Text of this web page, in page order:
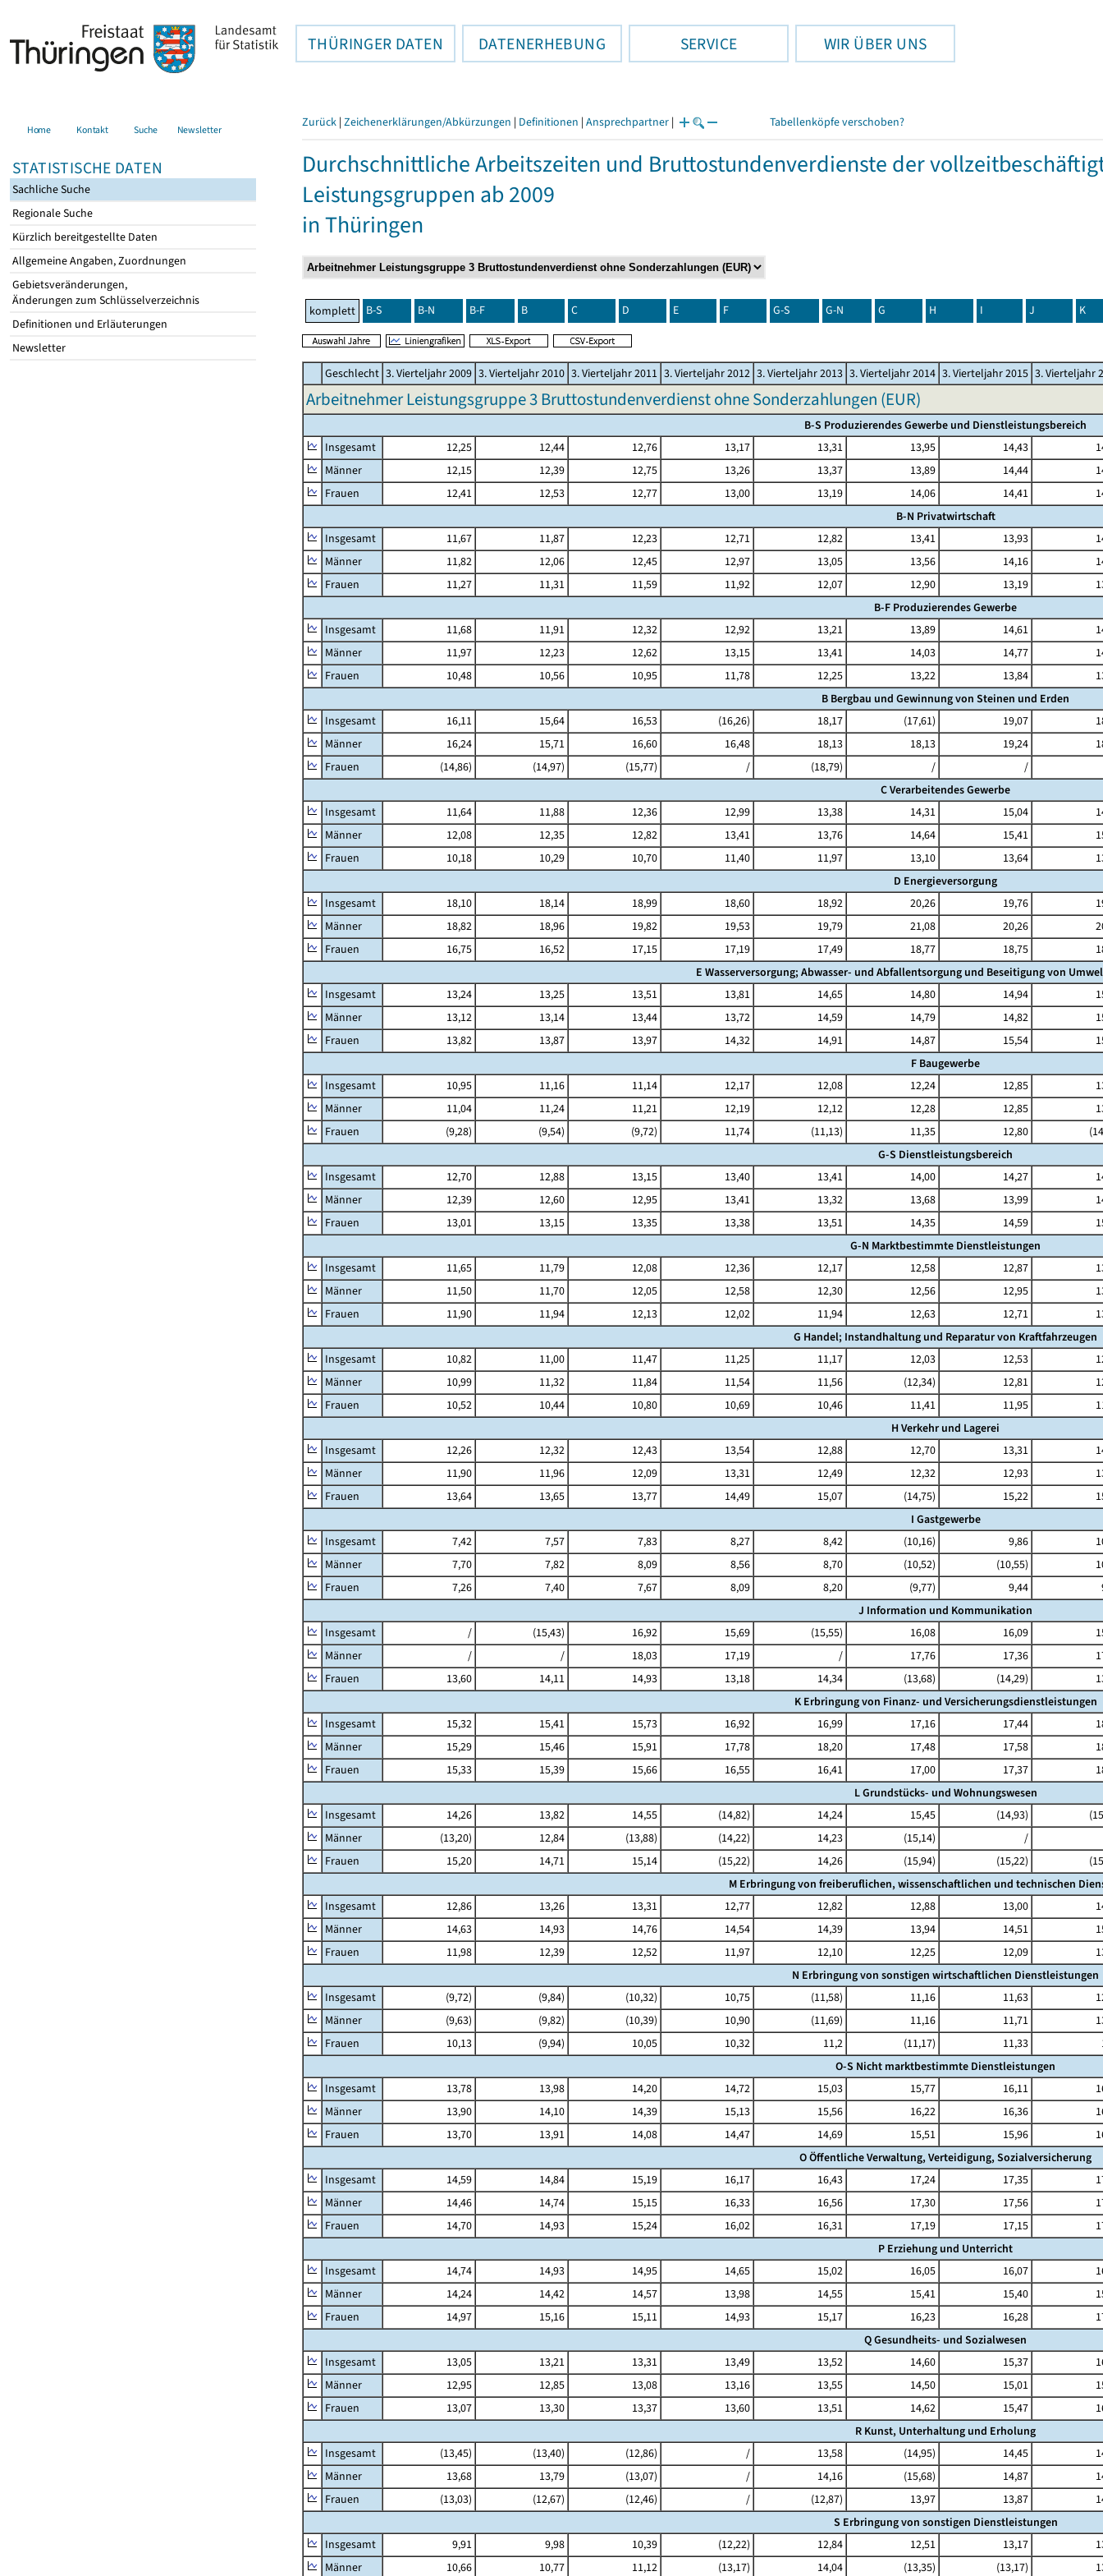
THÜRINGER DATEN DATENERHEBUNG SERVICE WIR ÜBER UNS
Home Kontakt Suche Newsletter
STATISTISCHE DATEN
Sachliche Suche
Regionale Suche
Kürzlich bereitgestellte Daten
Allgemeine Angaben, Zuordnungen
Gebietsveränderungen,
Änderungen zum Schlüsselverzeichnis
Definitionen und Erläuterungen
Newsletter
Zurück | Zeichenerklärungen/Abkürzungen | Definitionen | Ansprechpartner | Tabellenköpfe verschoben?
Durchschnittliche Arbeitszeiten und Bruttostundenverdienste der
Leistungsgruppen ab 2009
in Thüringen
komplett B-S B-N B-F B C D E F G-S G-N G H I J K
Geschlecht 3. Vierteljahr 2009 3. Vierteljahr 2010 3. Vierteljahr 2011 3. Vierteljahr 2012 3. Vierteljahr 2013 3. Vierteljahr 2014 3. Vierteljahr 2015 3. Vierteljahr
Arbeitnehmer Leistungsgruppe 3 Bruttostundenverdienst ohne Sonderzahlungen (EUR)
B-S Produzierendes Gewerbe und Dienstleistungsbereich
Insgesamt
12,25 12,44 12,76 13,17 13,31 13,95 14,43
Männer
12,15 12,39 12,75 13,26 13,37 13,89 14,44
Frauen
12,41 12,53 12,77 13,00 13,19 14,06 14,41
B-N Privatwirtschaft
Insgesamt
11,67 11,87 12,23 12,71 12,82 13,41 13,93
Männer
11,82 12,06 12,45 12,97 13,05 13,56 14,16
Frauen
11,27 11,31 11,59 11,92 12,07 12,90 13,19
B-F Produzierendes Gewerbe
Insgesamt
11,68 11,91 12,32 12,92 13,21 13,89 14,61
Männer
11,97 12,23 12,62 13,15 13,41 14,03 14,77
Frauen
10,48 10,56 10,95 11,78 12,25 13,22 13,84
B Bergbau und Gewinnung von Steinen und Erden
Insgesamt
16,11 15,64 16,53 (16,26) 18,17 (17,61) 19,07
Männer
16,24 15,71 16,60 16,48 18,13 18,13 19,24
Frauen
(14,86) (14,97) (15,77) / (18,79) /
/
C Verarbeitendes Gewerbe
Insgesamt
11,64 11,88 12,36 12,99 13,38 14,31 15,04
Männer
12,08 12,35 12,82 13,41 13,76 14,64 15,41
Frauen
10,18 10,29 10,70 11,40 11,97 13,10 13,64
D Energieversorgung
Insgesamt
18,10 18,14 18,99 18,60 18,92 20,26 19,76
Männer
18,82 18,96 19,82 19,53 19,79 21,08 20,26
Frauen
16,75 16,52 17,15 17,19 17,49 18,77 18,75
E Wasserversorgung; Abwasser- und Abfallentsorgung und Beseitigung von
Insgesamt
13,24 13,25 13,51 13,81 14,65 14,80 14,94
Männer
13,12 13,14 13,44 13,72 14,59 14,79 14,82
Frauen
13,82 13,87 13,97 14,32 14,91 14,87 15,54
F Baugewerbe
Insgesamt
10,95 11,16 11,14 12,17 12,08 12,24 12,85
Männer
11,04 11,24 11,21 12,19 12,12 12,28 12,85
Frauen
(9,28) (9,54) (9,72) 11,74 (11,13) 11,35 12,80
G-S Dienstleistungsbereich
Insgesamt
12,70 12,88 13,15 13,40 13,41 14,00 14,27
Männer
12,39 12,60 12,95 13,41 13,32 13,68 13,99
Frauen
13,01 13,15 13,35 13,38 13,51 14,35 14,59
G-N Marktbestimmte Dienstleistungen
Insgesamt
11,65 11,79 12,08 12,36 12,17 12,58 12,87
Männer
11,50 11,70 12,05 12,58 12,30 12,56 12,95
Frauen
11,90 11,94 12,13 12,02 11,94 12,63 12,71
G Handel; Instandhaltung und Reparatur von Kraftfahrzeugen
Insgesamt
10,82 11,00 11,47 11,25 11,17 12,03 12,53
Männer
10,99 11,32 11,84 11,54 11,56 (12,34) 12,81
Frauen
10,52 10,44 10,80 10,69 10,46 11,41 11,95
H Verkehr und Lagerei
Insgesamt
12,26 12,32 12,43 13,54 12,88 12,70 13,31
Männer
11,90 11,96 12,09 13,31 12,49 12,32 12,93
Frauen
13,64 13,65 13,77 14,49 15,07 (14,75) 15,22
I Gastgewerbe
Insgesamt
7,42 7,57 7,83 8,27 8,42 (10,16) 9,86
Männer
7,70 7,82 8,09 8,56 8,70 (10,52) (10,55)
Frauen
7,26 7,40 7,67 8,09 8,20 (9,77) 9,44
J Information und Kommunikation
Insgesamt
/ (15,43) 16,92 15,69 (15,55) 16,08 16,09
Männer
/ / 18,03 17,19 / 17,76 17,36
Frauen
13,60 14,11 14,93 13,18 14,34 (13,68) (14,29)
K Erbringung von Finanz- und Versicherungsdienstleistungen
Insgesamt
15,32 15,41 15,73 16,92 16,99 17,16 17,44
Männer
15,29 15,46 15,91 17,78 18,20 17,48 17,58
Frauen
15,33 15,39 15,66 16,55 16,41 17,00 17,37
L Grundstücks- und Wohnungswesen
Insgesamt
14,26 13,82 14,55 (14,82) 14,24 15,45 (14,93)
Männer
(13,20) 12,84 (13,88) (14,22) 14,23 (15,14)
/
Frauen
15,20 14,71 15,14 (15,22) 14,26 (15,94) (15,22)
M Erbringung von freiberuflichen, wissenschaftlichen und technischen
Insgesamt
12,86 13,26 13,31 12,77 12,82 12,88 13,00
Männer
14,63 14,93 14,76 14,54 14,39 13,94 14,51
Frauen
11,98 12,39 12,52 11,97 12,10 12,25 12,09
N Erbringung von sonstigen wirtschaftlichen Dienstleistungen
Insgesamt
(9,72) (9,84) (10,32) 10,75 (11,58) 11,16 11,63
Männer
(9,63) (9,82) (10,39) 10,90 (11,69) 11,16 11,71
Frauen
10,13 (9,94) 10,05 10,32 11,2 (11,17) 11,33
O-S Nicht marktbestimmte Dienstleistungen
Insgesamt
13,78 13,98 14,20 14,72 15,03 15,77 16,11
Männer
13,90 14,10 14,39 15,13 15,56 16,22 16,36
Frauen
13,70 13,91 14,08 14,47 14,69 15,51 15,96
O Öffentliche Verwaltung, Verteidigung, Sozialversicherung
Insgesamt
14,59 14,84 15,19 16,17 16,43 17,24 17,35
Männer
14,46 14,74 15,15 16,33 16,56 17,30 17,56
Frauen
14,70 14,93 15,24 16,02 16,31 17,19 17,15
P Erziehung und Unterricht
Insgesamt
14,74 14,93 14,95 14,65 15,02 16,05 16,07
Männer
14,24 14,42 14,57 13,98 14,55 15,41 15,40
Frauen
14,97 15,16 15,11 14,93 15,17 16,23 16,28
Q Gesundheits- und Sozialwesen
Insgesamt
13,05 13,21 13,31 13,49 13,52 14,60 15,37
Männer
12,95 12,85 13,08 13,16 13,55 14,50 15,01
Frauen
13,07 13,30 13,37 13,60 13,51 14,62 15,47
R Kunst, Unterhaltung und Erholung
Insgesamt
(13,45) (13,40) (12,86) / 13,58 (14,95) 14,45
Männer
13,68 13,79 (13,07) / 14,16 (15,68) 14,87
Frauen
(13,03) (12,67) (12,46) / (12,87) 13,97 13,87
S Erbringung von sonstigen Dienstleistungen
Insgesamt
9,91 9,98 10,39 (12,22) 12,84 12,51 13,17
Männer
10,66 10,77 11,12 (13,17) 14,04 (13,35) (13,17)